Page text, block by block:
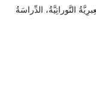
التَّوراتِيَّةُ، الدِّراسَةُ